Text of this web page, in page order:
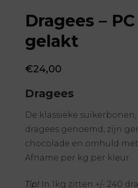
Dragees –
gelakt
€24,00
Dragees
De klassieke suikerbonen,
dragees genoemd, zijn
chocolade en omhuld met
Afname per kg per kleur.
Tip! In 1kg zitten +/- 240